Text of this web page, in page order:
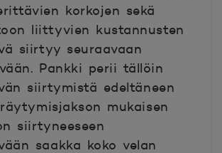
korkojen sekä
liittyvien kustannusten
siirtyy seuraavaan
Pankki perii tällöin
siirtymistä edeltäneen
mukaisen
siirtyneeseen
saakka koko velan